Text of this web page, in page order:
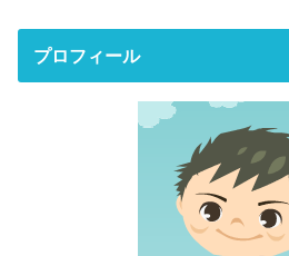
プロフィール